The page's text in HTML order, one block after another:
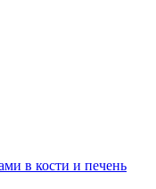
в кости и печень